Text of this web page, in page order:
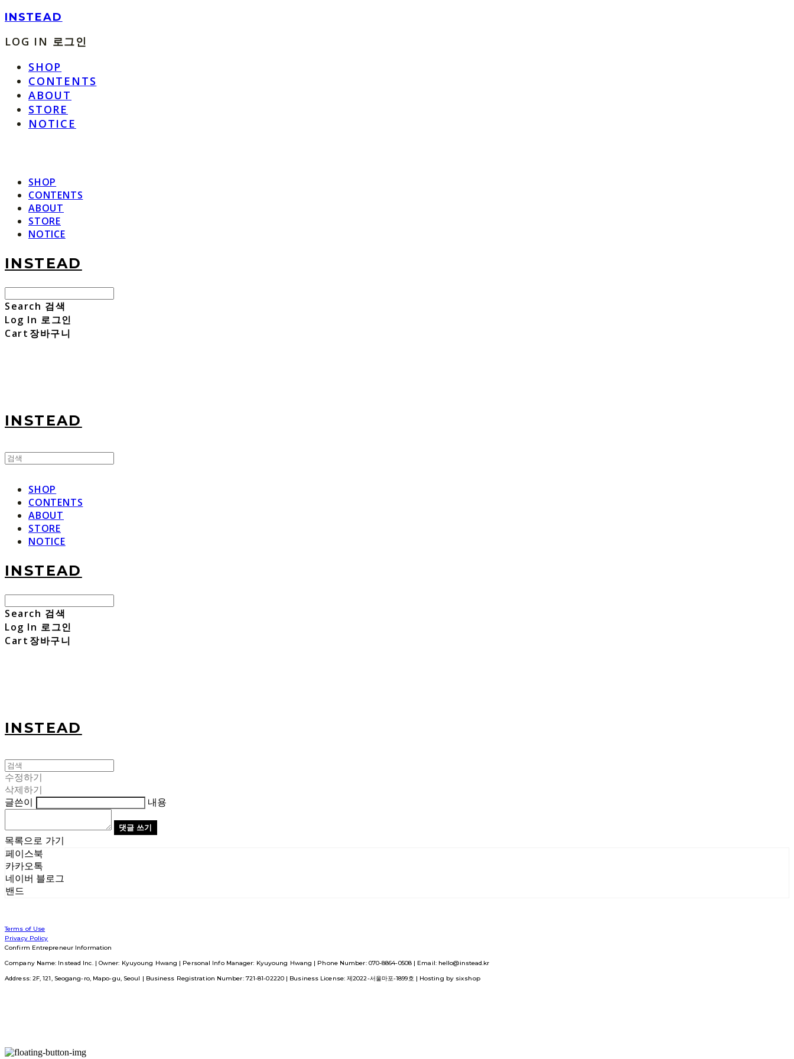
INSTEAD
LOG IN 로그인
SHOP
CONTENTS
ABOUT
STORE
NOTICE
SHOP
CONTENTS
ABOUT
STORE
NOTICE
INSTEAD
Search 검색
Log In 로그인
Cart 장바구니
INSTEAD
SHOP
CONTENTS
ABOUT
STORE
NOTICE
INSTEAD
Search 검색
Log In 로그인
Cart 장바구니
INSTEAD
수정하기
삭제하기
글쓴이
내용
댓글 쓰기
목록으로 가기
페이스북
카카오톡
네이버 블로그
밴드
Terms of Use
Privacy Policy
Confirm Entrepreneur Information
Company Name: Instead Inc. | Owner: Kyuyoung Hwang | Personal Info Manager: Kyuyoung Hwang | Phone Number: 070-8864-0508 | Email: hello@instead.kr
Address: 2F, 121, Seogang-ro, Mapo-gu, Seoul | Business Registration Number: 721-81-02220| Business License:제2022-서울마포-1899호 | Hosting by sixshop